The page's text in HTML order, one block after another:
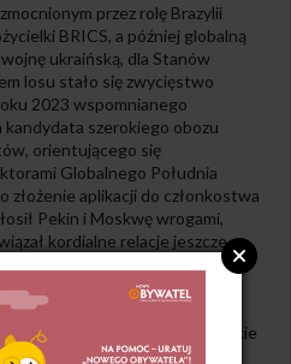
przez rolę Brazylii
BRICS, a później globalną
ukraińską, dla Stanów
losu stało się zwycięstwo
2023 wspomnianego
kandydata szerokiego obozu
orientującego się
Globalnego Południa
złożenie aplikacji do członkostwa
Pekin i Moskwę wrogami,
kordialne relacje jeszcze
z ich symboli stały się
dla zakupu w Danii 24
(dla których poważnym
ekipy chińsko-pakistańskie
położyły bowiem znaczący